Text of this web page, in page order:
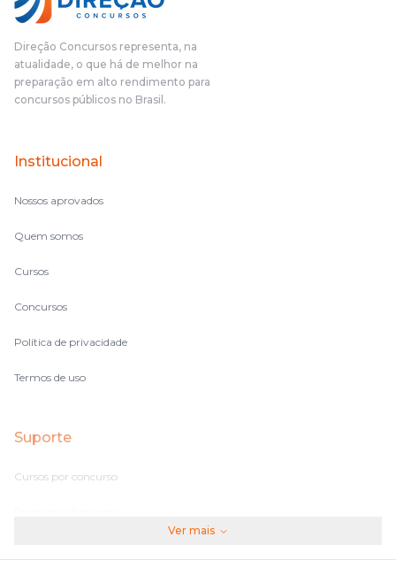
das aulas vocês(Direção Concursos), que fizeram um
o aluno, além de ter que estudar, ele tem que perder tempo
fazendo um cronograma, num pós- edital é muito
complicado, é uma avalanche de informação, então vocês
terem feito isso é muito bacana, porque quando eu me sentia
no volume de matérias.
Direção Concursos representa, na
atualidade, o que há de melhor na
preparação em alto rendimento para
concursos públicos no Brasil.
Institucional
Nossos aprovados
Quem somos
Cursos
Concursos
Política de privacidade
Termos de uso
Suporte
Cursos por concurso
Ver mais